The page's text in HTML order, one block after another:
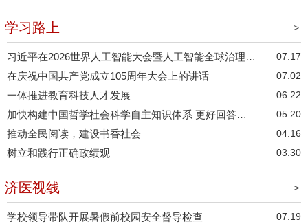
学习路上 >
习近平在2026世界人工智能大会暨人工智能全球治理 高级别会议开幕式上的主旨讲话 07.17
在庆祝中国共产党成立105周年大会上的讲话 07.02
一体推进教育科技人才发展 06.22
加快构建中国哲学社会科学自主知识体系 更好回答中国之问世界之问人民之问时代之问 05.20
推动全民阅读，建设书香社会 04.16
树立和践行正确政绩观 03.30
济医视线 >
学校领导带队开展暑假前校园安全督导检查 07.19